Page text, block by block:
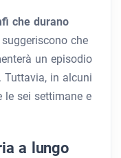
che durano
che
un episodio
Tuttavia, in alcuni
le sei settimane e
a lungo